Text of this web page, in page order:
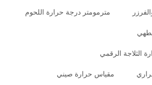
مترمومتر درجة حرارة اللحوم
الثلاجة الرقمي
مقياس حرارة صيني